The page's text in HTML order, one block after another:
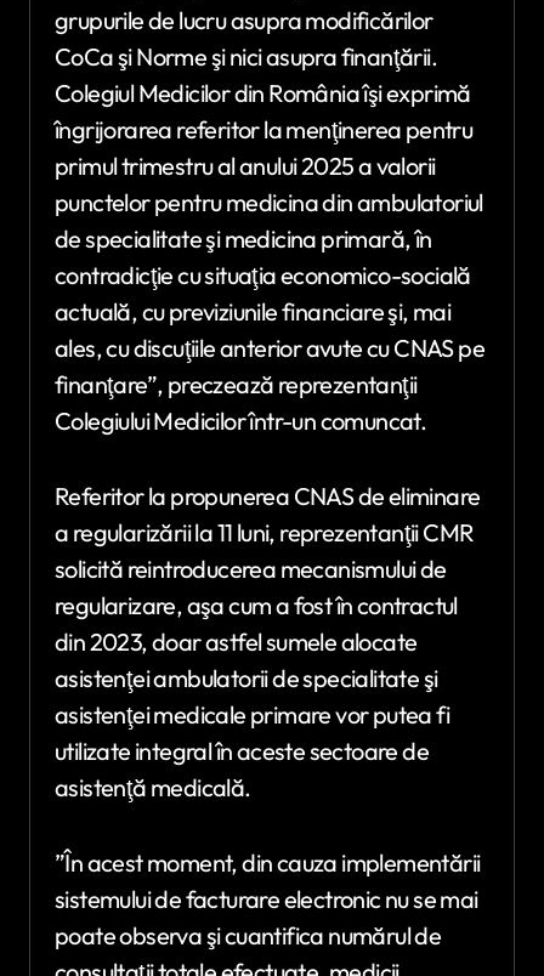
grupurile de lucru asupra modificărilor
CoCa şi Norme şi nici asupra finanţării.
Colegiul Medicilor din România îşi exprimă
îngrijorarea referitor la menţinerea pentru
primul trimestru al anului 2025 a valorii
punctelor pentru medicina din ambulatoriul
de specialitate şi medicina primară, în
contradicţie cu situaţia economico-socială
actuală, cu previziunile financiare şi, mai
ales, cu discuţiile anterior avute cu CNAS pe
finanţare”, preczează reprezentanţii
Colegiului Medicilor într-un comuncat.
Referitor la propunerea CNAS de eliminare
a regularizării la 11 luni, reprezentanţii CMR
solicită reintroducerea mecanismului de
regularizare, aşa cum a fost în contractul
din 2023, doar astfel sumele alocate
asistenţei ambulatorii de specialitate şi
asistenţei medicale primare vor putea fi
utilizate integral în aceste sectoare de
asistenţă medicală.
”În acest moment, din cauza implementării
sistemului de facturare electronic nu se mai
poate observa şi cuantifica numărul de